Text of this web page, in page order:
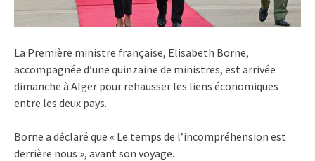
La Première ministre française, Elisabeth Borne,
accompagnée d’une quinzaine de ministres, est arrivée
dimanche à Alger pour rehausser les liens économiques
entre les deux pays.
Borne a déclaré que « Le temps de l’incompréhension est
derrière nous », avant son voyage.